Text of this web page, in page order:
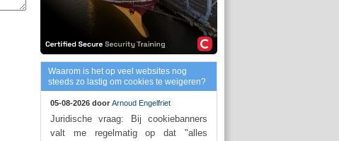
Waarom is het op veel websites nog
steeds zo lastig om cookies te weigeren?
05-08-2026 door Arnoud Engelfriet
Juridische vraag: Bij cookiebanners
valt me regelmatig op dat "alles